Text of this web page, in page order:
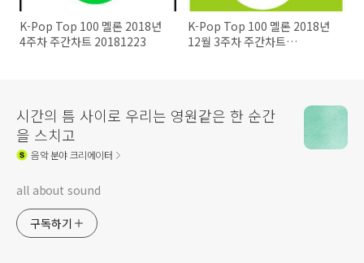
K-Pop Top 100 멜론 2018년
4주차 주간차트 20181223
K-Pop Top 100 멜론 2018년
12월 3주차 주간차트
시간의 틈 사이로 우리는 영원같은 한 순간
을 스치고
음악분야 크리에이터
all about sound
구독하기